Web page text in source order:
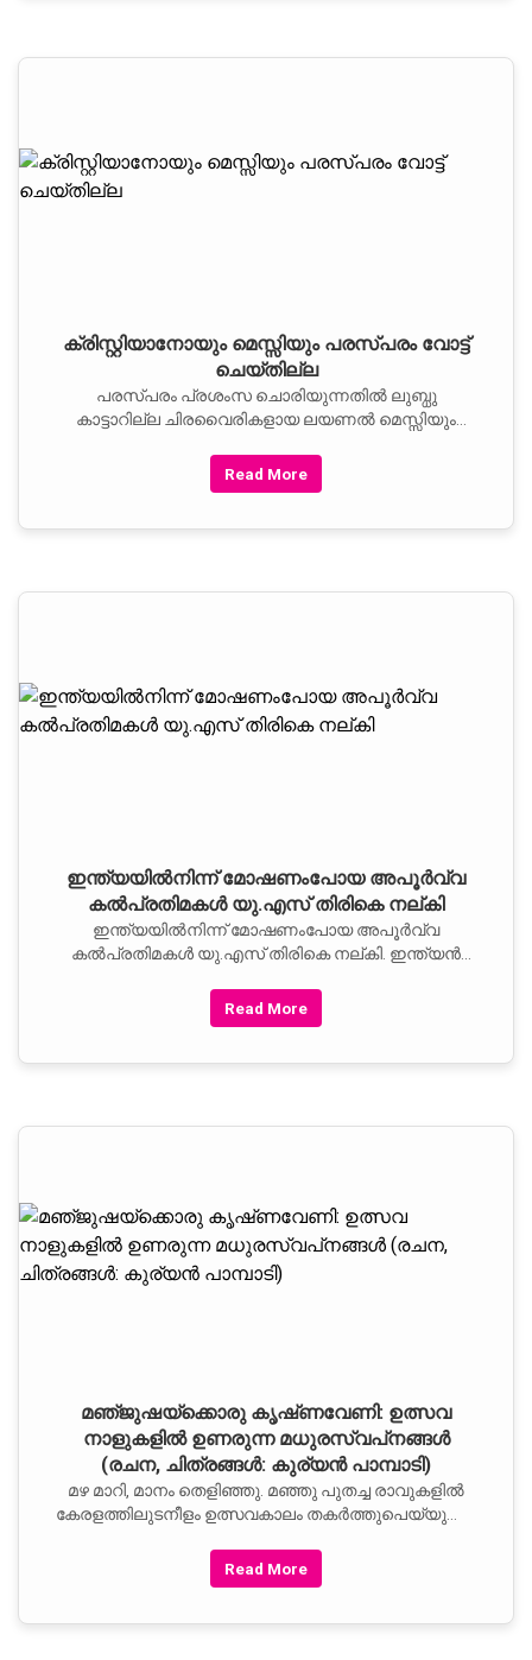
ക്രിസ്റ്റിയാനോയും മെസ്സിയും പരസ്‌പരം വോട്ട്
ചെയ്തില്ല
പരസ്പരം പ്രശംസ ചൊരിയുന്നതില്‍ ലുബ്ധു
കാട്ടാറില്ല ചിരവൈരികളായ ലയണല്‍ മെസ്സിയും
ലോക ഫുട്‌ബോളറാകുന്നതില്‍
Read More
ഇന്ത്യയില്‍നിന്ന് മോഷണംപോയ അപൂര്‍വ്വ
കല്‍പ്രതിമകള്‍ യു.എസ് തിരികെ നല്കി
ഇന്ത്യയില്‍നിന്ന് മോഷണംപോയ അപൂര്‍വ്വ
കല്‍പ്രതിമകള്‍ യു.എസ് തിരികെ നല്കി. ഇന്ത്യന്‍
ധ്യാനേശ്വര്‍ മുലേയ്ക്ക് പ്രതിമകള്‍
Read More
മഞ്‌ജുഷയ്‌ക്കൊരു കൃഷ്‌ണവേണി: ഉത്സവ
നാളുകളില്‍ ഉണരുന്ന മധുരസ്വപ്‌നങ്ങള്‍
(രചന, ചിത്രങ്ങള്‍: കുര്യന്‍ പാമ്പാടി)
മഴ മാറി, മാനം തെളിഞ്ഞു. മഞ്ഞു പുതച്ച രാവുകളില്‍
കേരളത്തിലുടനീളം ഉത്സവകാലം തകര്‍ത്തുപെയ്യുന്നു.
ഞാറ്റുവേലയായി, ജലോത്സവങ്ങളായി. നിറപുത്തരിയും
ഇല്ലംനിറയും വള്ളസദ്യയും ആനയോട്ടവും
Read More